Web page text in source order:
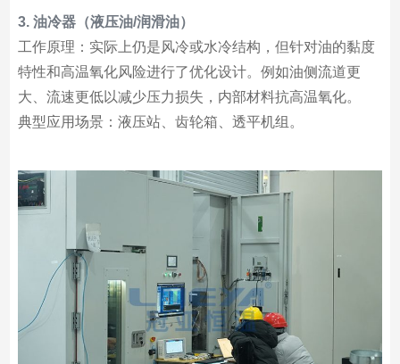
3. 油冷器（液压油/润滑油）
工作原理：实际上仍是风冷或水冷结构，但针对油的黏度
特性和高温氧化风险进行了优化设计。例如油侧流道更
大、流速更低以减少压力损失，内部材料抗高温氧化。
典型应用场景：液压站、齿轮箱、透平机组。